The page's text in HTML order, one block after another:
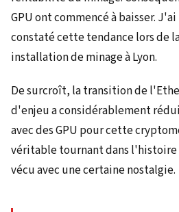
GPU ont commencé à baisser.
constaté cette tendance lors de
installation de minage à Lyon.
De surcroît, la transition de
d'enjeu a considérablement
avec des GPU pour cette
véritable tournant dans l'histoire
vécu avec une certaine nostalgie.